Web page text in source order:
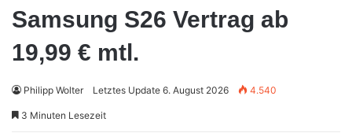
Samsung S26 Vertrag ab
19,99 € mtl.
Philipp Wolter Letztes Update 6. August 2026 4.540
3 Minuten Lesezeit